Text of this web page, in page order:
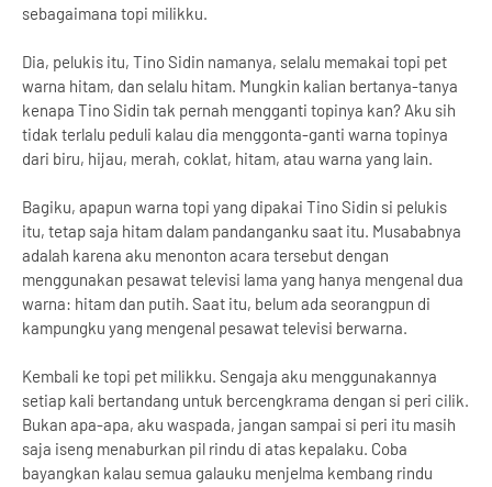
sebagaimana topi milikku.
Dia, pelukis itu, Tino Sidin namanya, selalu memakai topi pet
warna hitam, dan selalu hitam. Mungkin kalian bertanya-tanya
kenapa Tino Sidin tak pernah mengganti topinya kan? Aku sih
tidak terlalu peduli kalau dia menggonta-ganti warna topinya
dari biru, hijau, merah, coklat, hitam, atau warna yang lain.
Bagiku, apapun warna topi yang dipakai Tino Sidin si pelukis
itu, tetap saja hitam dalam pandanganku saat itu. Musababnya
adalah karena aku menonton acara tersebut dengan
menggunakan pesawat televisi lama yang hanya mengenal dua
warna: hitam dan putih. Saat itu, belum ada seorangpun di
kampungku yang mengenal pesawat televisi berwarna.
Kembali ke topi pet milikku. Sengaja aku menggunakannya
setiap kali bertandang untuk bercengkrama dengan si peri cilik.
Bukan apa-apa, aku waspada, jangan sampai si peri itu masih
saja iseng menaburkan pil rindu di atas kepalaku. Coba
bayangkan kalau semua galauku menjelma kembang rindu